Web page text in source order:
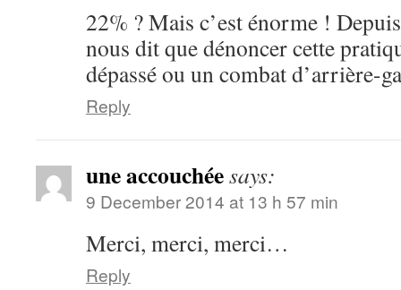
22% ? Mais c’est énorme !
nous dit que dénoncer cette
dépassé ou un combat d’arrière-
Reply
une accouchéesays:
9 December 2014 at 13 h 57 min
Merci, merci, merci…
Reply